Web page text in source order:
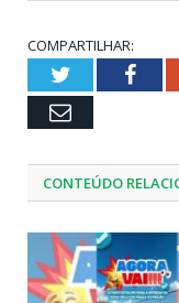
COMPARTILHAR:
Twitter
Email
CONTEÚDO